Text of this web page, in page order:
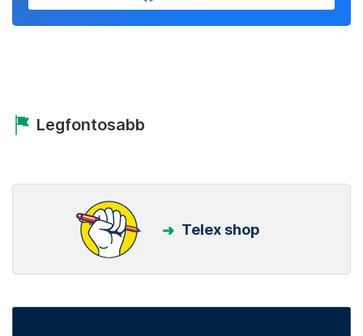
Legfontosabb
Telex shop